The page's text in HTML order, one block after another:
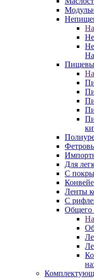
Для
С
Ленты
С
Общего